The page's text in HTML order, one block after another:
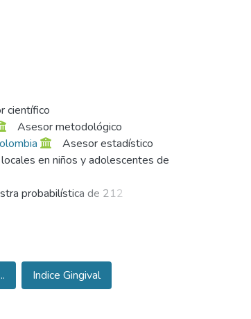
científico
Asesor metodológico
Asesor estadístico
en niños y adolescentes de
probabilística de 212
un total de 350 alumnos de
un instrumento de
se calibraron con
(IG), y 34793 superficies
prevalencia de enfermedad
se presentaron alteraciones
Indice Gingival